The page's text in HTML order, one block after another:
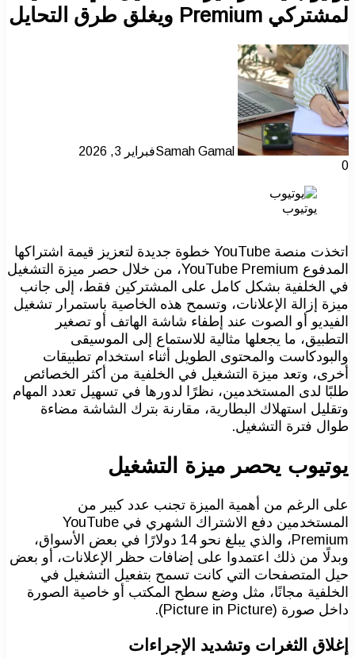
لمشتركي Premium ويغلق طرق التحايل
Samah Gamalفبراير 3, 2026
0
يوتيوب
اتخذت منصة YouTube خطوة جديدة لتعزيز قيمة اشتراكها
المدفوع YouTube Premium، من خلال حصر ميزة التشغيل
في الخلفية بشكل كامل على المشتركين فقط، إلى جانب
ميزة إزالة الإعلانات، وتسمح هذه الخاصية باستمرار تشغيل
الفيديو أو الصوت عند إطفاء شاشة الهاتف أو تصغير
التطبيق، ما يجعلها مثالية للاستماع إلى الموسيقى
والبودكاست والمحتوى الطويل أثناء استخدام تطبيقات
أخرى، وتعد ميزة التشغيل في الخلفية من أكثر الخصائص
طلبًا لدى المستخدمين، نظرًا لدورها في تسهيل تعدد المهام
وتقليل استهلاك البطارية، مقارنة بترك الشاشة مضاءة
طوال فترة التشغيل.
يوتيوب يحصر ميزة التشغيل
على الرغم من أهمية الميزة تجنب عدد كبير من
المستخدمين دفع الاشتراك الشهري في YouTube
Premium، والذي يبلغ نحو 14 دولارًا في بعض الأسواق،
وبدلًا من ذلك اعتمدوا على إضافات حظر الإعلانات، أو بعض
حيل المتصفحات التي كانت تسمح بتفعيل التشغيل في
الخلفية مجانًا، مثل وضع سطح المكتب أو خاصية الصورة
داخل صورة (Picture in Picture).
إغلاق الثغرات وتشديد الإجراءات